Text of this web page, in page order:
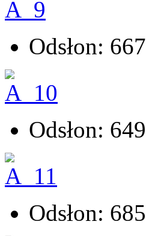
Odsłon: 667
Odsłon: 649
Odsłon: 685